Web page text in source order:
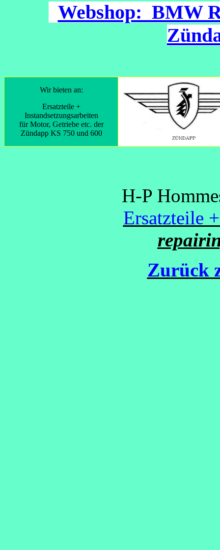
Webshop: BMW
Wir bieten an:
Ersatzteile +
Instandsetzungsarbeiten
für Motor, Getriebe etc. der
Zündapp KS 750 und 600
H-P
Ersatzteile
Zurück